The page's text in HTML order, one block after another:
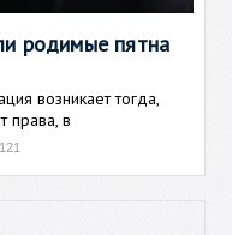
родимые пятна
возникает тогда,
права, в